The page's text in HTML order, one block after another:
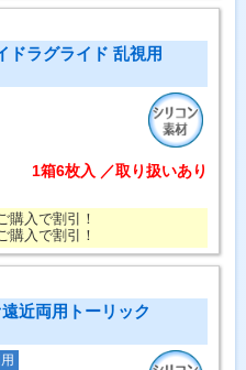
ドラグライド 乱視用
1箱6枚入 ／取り扱いあり
購入で割引！
購入で割引！
近両用トーリック